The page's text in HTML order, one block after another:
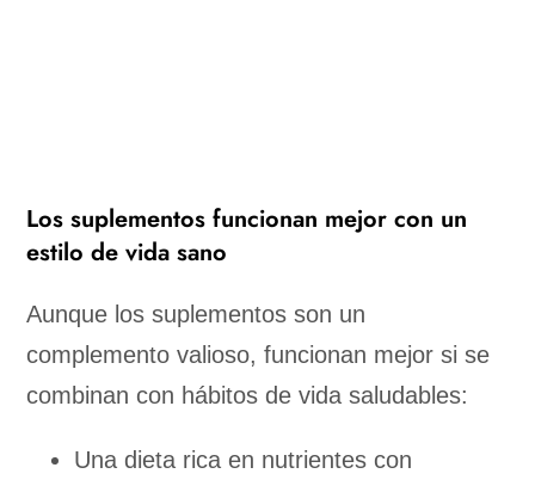
Los suplementos funcionan mejor con un
estilo de vida sano
Aunque los suplementos son un
complemento valioso, funcionan mejor si se
combinan con hábitos de vida saludables:
Una dieta rica en nutrientes con